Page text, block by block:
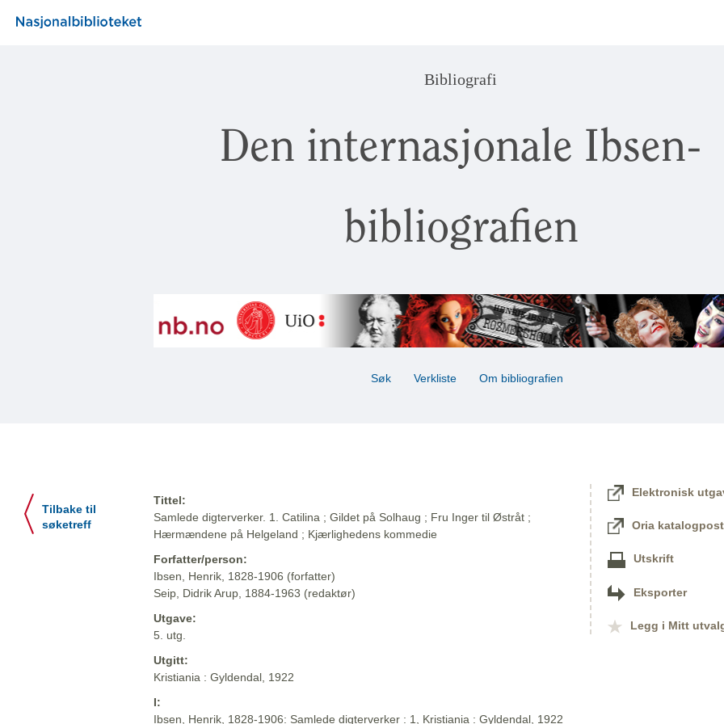
Bibliografi
Den internasjonale Ibsen-
bibliografien
Søk Verkliste Om bibliografien
Tilbake til
søketreff
Tittel:
Samlede digterverker. 1. Catilina ; Gildet på Solhaug ; Fru Inger til Østråt ;
Hærmændene på Helgeland ; Kjærlighedens kommedie
Forfatter/person:
Ibsen, Henrik, 1828-1906 (forfatter)
Seip, Didrik Arup, 1884-1963 (redaktør)
Utgave:
5. utg.
Utgitt:
Kristiania : Gyldendal, 1922
I:
Ibsen, Henrik, 1828-1906: Samlede digterverker : 1, Kristiania : Gyldendal, 1922
Elektronisk
Oria katalogpost
Utskrift
Eksporter
Legg i Mitt